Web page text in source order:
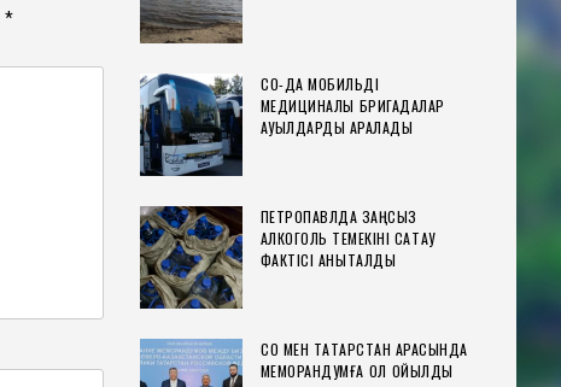
*
СҚО-ДА МОБИЛЬДІ
МЕДИЦИНАЛЫҚ БРИГАДАЛАР
АУЫЛДАРДЫ АРАЛАДЫ
ПЕТРОПАВЛДА ЗАҢСЫЗ
АЛКОГОЛЬ ТЕМЕКІНІ САҚТАУ
ФАКТІСІ АНЫҚТАЛДЫ
СҚО МЕН ТАТАРСТАН АРАСЫНДА
МЕМОРАНДУМҒА ҚОЛ ҚОЙЫЛДЫ